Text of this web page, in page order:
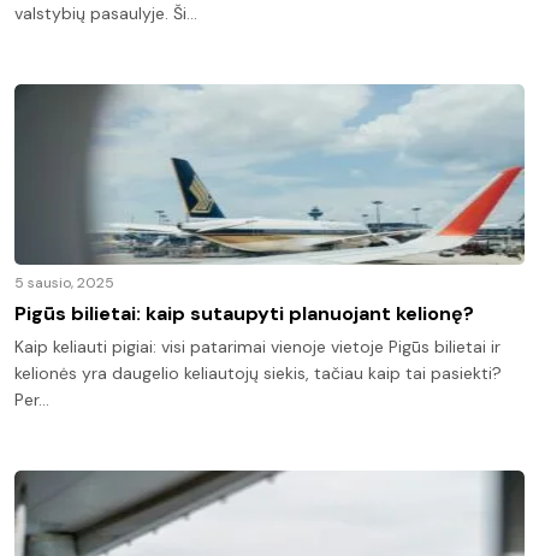
valstybių pasaulyje. Ši…
5 sausio, 2025
Pigūs bilietai: kaip sutaupyti planuojant kelionę?
Kaip keliauti pigiai: visi patarimai vienoje vietoje Pigūs bilietai ir
kelionės yra daugelio keliautojų siekis, tačiau kaip tai pasiekti?
Per…